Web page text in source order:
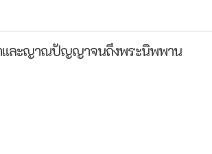
และญาณปัญญาจนถึงพระนิพพาน